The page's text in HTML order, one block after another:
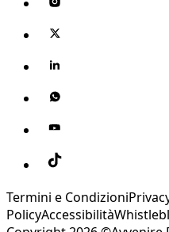
Termini e Condizioni
PolicyAccessibilità